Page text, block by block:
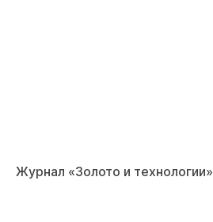
Журнал «Золото и технологии»